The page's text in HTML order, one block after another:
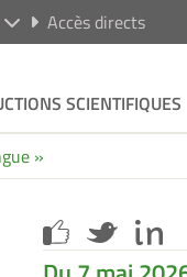
Accès directs
SCIENTIFIQUES
»